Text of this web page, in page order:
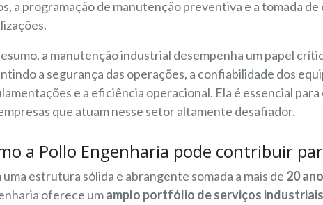
a programação de manutenção preventiva e a tomada
a manutenção industrial desempenha um papel
a segurança das operações, a confiabilidade dos
e a eficiência operacional. Ela é essencial
que atuam nesse setor altamente desafiador.
a Pollo Engenharia pode contribuir
uma estrutura sólida e abrangente somada a mais de 20
oferece umamplo portfólio de serviços industriais